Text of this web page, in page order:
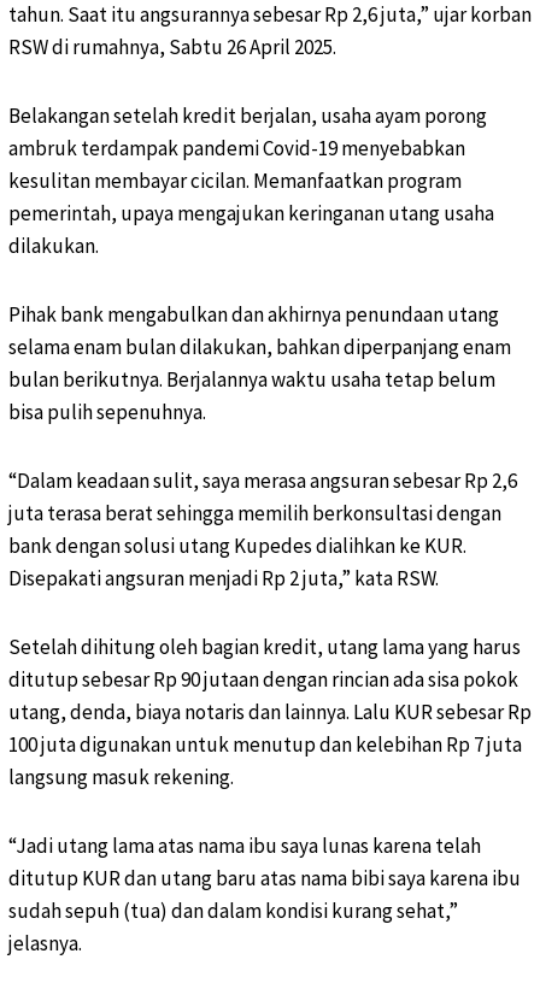
tahun. Saat itu angsurannya sebesar Rp 2,6 juta,” ujar korban
RSW di rumahnya, Sabtu 26 April 2025.
Belakangan setelah kredit berjalan, usaha ayam porong
ambruk terdampak pandemi Covid-19 menyebabkan
kesulitan membayar cicilan. Memanfaatkan program
pemerintah, upaya mengajukan keringanan utang usaha
dilakukan.
Pihak bank mengabulkan dan akhirnya penundaan utang
selama enam bulan dilakukan, bahkan diperpanjang enam
bulan berikutnya. Berjalannya waktu usaha tetap belum
bisa pulih sepenuhnya.
“Dalam keadaan sulit, saya merasa angsuran sebesar Rp 2,6
juta terasa berat sehingga memilih berkonsultasi dengan
bank dengan solusi utang Kupedes dialihkan ke KUR.
Disepakati angsuran menjadi Rp 2 juta,” kata RSW.
Setelah dihitung oleh bagian kredit, utang lama yang harus
ditutup sebesar Rp 90 jutaan dengan rincian ada sisa pokok
utang, denda, biaya notaris dan lainnya. Lalu KUR sebesar Rp
100 juta digunakan untuk menutup dan kelebihan Rp 7 juta
langsung masuk rekening.
“Jadi utang lama atas nama ibu saya lunas karena telah
ditutup KUR dan utang baru atas nama bibi saya karena ibu
sudah sepuh (tua) dan dalam kondisi kurang sehat,”
jelasnya.